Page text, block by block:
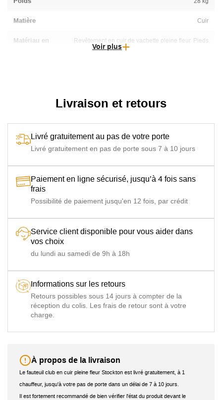
Matière Cuir
Matériau en
Revêtement en cuir de vachette pleine fleur, Pieds
Assise
Rembourrage en mousse polyuréthane densité 35 - 40
Forme Fauteuil
Piétement Pied en bois Hévéa
Voir plus
Livraison et retours
Livré gratuitement au pas de votre porte
Livré gratuitement en pas de porte sous 7 à 10 jours
Paiement en ligne sécurisé, jusqu’à 4 fois sans
frais
Possibilité de paiement jusqu'en 12 fois, par crédit
Service client disponible pour vous aider dans
vos choix
du lundi au samedi de 9h à 18h
Informations sur les retours
Retours possibles sous 14 jours à compter de la
réception du colis. Les frais de retour sont à votre
charge.
À propos de la livraison
Le fauteuil club en cuir pleine fleur Stockton est livré gratuitement, à 1
chauffeur, jusqu'à votre pas de porte dans un délai de 7 à 10 jours.
Il est fortement recommandé de bien vérifier l'état du produit devant le